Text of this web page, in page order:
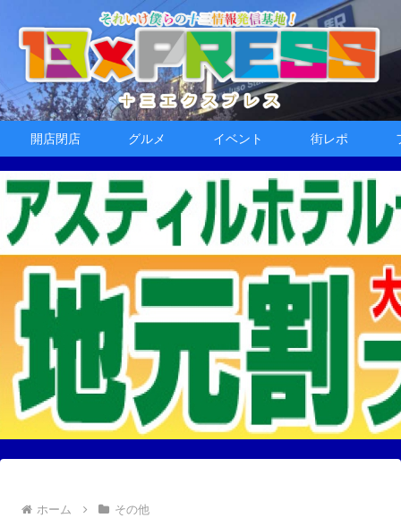
開店閉店 グルメ イベント 街レポ
ホーム その他